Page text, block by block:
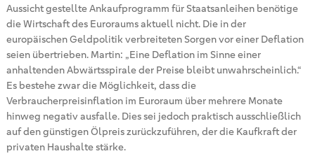
Aussicht gestellte Ankaufprogramm für Staatsanleihen benötige
die Wirtschaft des Euroraums aktuell nicht. Die in der
europäischen Geldpolitik verbreiteten Sorgen vor einer Deflation
seien übertrieben. Martin: „Eine Deflation im Sinne einer
anhaltenden Abwärtsspirale der Preise bleibt unwahrscheinlich.“
Es bestehe zwar die Möglichkeit, dass die
Verbraucherpreisinflation im Euroraum über mehrere Monate
hinweg negativ ausfalle. Dies sei jedoch praktisch ausschließlich
auf den günstigen Ölpreis zurückzuführen, der die Kaufkraft der
privaten Haushalte stärke.